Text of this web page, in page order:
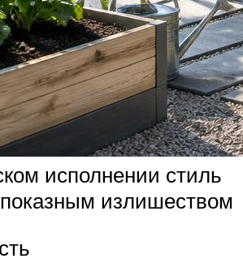
исполнении стиль
излишеством